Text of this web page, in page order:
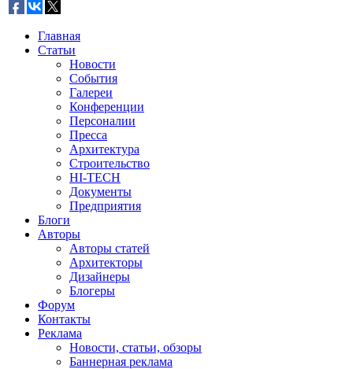
Главная
Статьи
Новости
События
Галереи
Конференции
Персоналии
Пресса
Архитектура
Строительство
HI-TECH
Документы
Предприятия
Блоги
Авторы
Авторы статей
Архитекторы
Дизайнеры
Блогеры
Форум
Контакты
Реклама
Новости, статьи, обзоры
Баннерная реклама